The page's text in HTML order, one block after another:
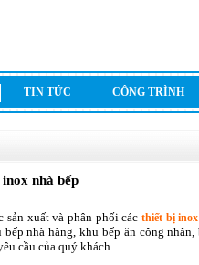
TIN TỨC CÔNG TRÌNH
nhà bếp
xuất và phân phối các thiết bị
nhà hàng, khu bếp ăn công
cầu của quý khách.